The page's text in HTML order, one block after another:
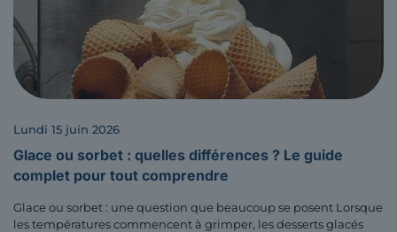
lundi 15 juin 2026
Glace ou sorbet : quelles différences ? Le guide
complet pour tout comprendre
Glace ou sorbet : une question que beaucoup se posent Lorsque
les températures commencent à grimper, les desserts glacés